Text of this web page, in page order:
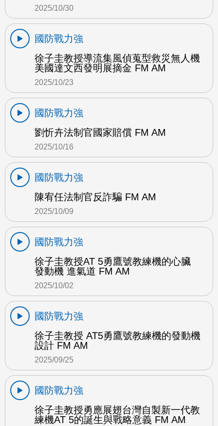
2025/10/30
國防戰力強
徐子圭教授導流集風偵蒐型救災無人機
美國達文西發明展摘金 FM AM
2025/10/23
國防戰力強
劉忻卉法制官國家賠償 FM AM
2025/10/16
國防戰力強
陳宥任法制官反詐騙 FM AM
2025/10/09
國防戰力強
徐子圭教授AT 5勇鷹號教練機的心臟
發動機 進氣道 FM AM
2025/10/02
國防戰力強
徐子圭教授 AT5勇鷹號教練機的發動機
設計 FM AM
2025/09/25
國防戰力強
徐子圭教授勇應展翅台灣自製新一代教
練機AT 5的誕生與戰略意義 FM AM